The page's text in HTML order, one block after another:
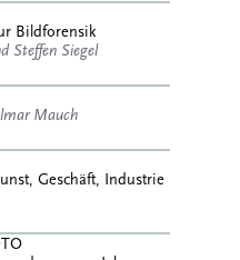
Bildforensik
Steffen Siegel
Mauch
Geschäft, Industrie